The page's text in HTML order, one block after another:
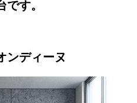
す。
ディーヌ